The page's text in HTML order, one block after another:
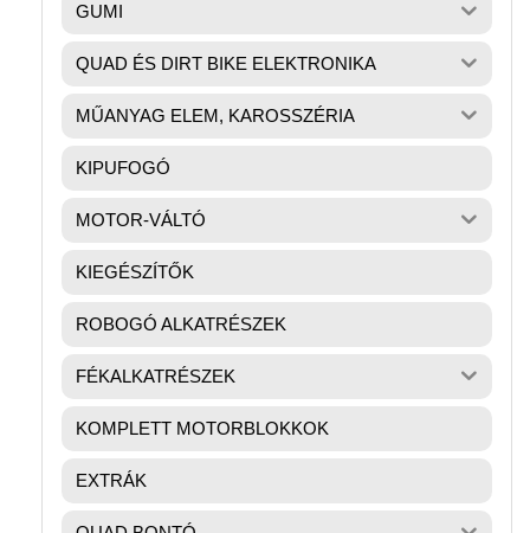
GUMI
QUAD ÉS DIRT BIKE ELEKTRONIKA
MŰANYAG ELEM, KAROSSZÉRIA
KIPUFOGÓ
MOTOR-VÁLTÓ
KIEGÉSZÍTŐK
ROBOGÓ ALKATRÉSZEK
FÉKALKATRÉSZEK
KOMPLETT MOTORBLOKKOK
EXTRÁK